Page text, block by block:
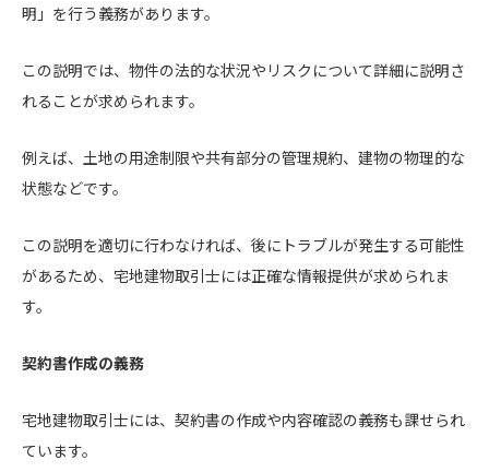
明」を行う義務があります。
この説明では、物件の法的な状況やリスクについて詳細に説明さ
れることが求められます。
例えば、土地の用途制限や共有部分の管理規約、建物の物理的な
状態などです。
この説明を適切に行わなければ、後にトラブルが発生する可能性
があるため、宅地建物取引士には正確な情報提供が求められま
す。
契約書作成の義務
宅地建物取引士には、契約書の作成や内容確認の義務も課せられ
ています。